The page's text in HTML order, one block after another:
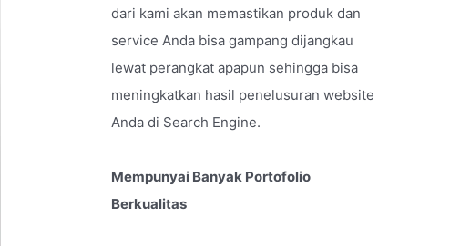
dari kami akan memastikan produk dan
service Anda bisa gampang dijangkau
lewat perangkat apapun sehingga bisa
meningkatkan hasil penelusuran website
Anda di Search Engine.
Mempunyai Banyak Portofolio
Berkualitas